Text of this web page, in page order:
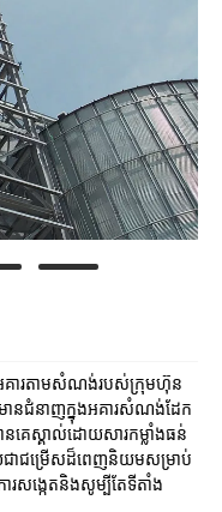
គារតាមសំណង់របស់ក្រុមហ៊ុន
ានជំនាញក្នុងអគារសំណង់ដែក
នគេស្គាល់ដោយសារកម្លាំងធន់
ជាជម្រើសដ៏ពេញនិយមសម្រាប់
ារសង្កេតនិងសូម្បីតែទីតាំង